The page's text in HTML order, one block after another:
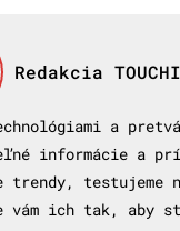
Redakcia
a
informácie a
trendy, testujeme
vám ich tak, aby